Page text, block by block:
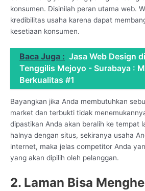
konsumen. Disinilah peran utama web.
kredibilitas usaha karena dapat
kesetiaan konsumen.
Baca Juga : Jasa Web Design di
Tenggilis Mejoyo - Surabaya :
Berkualitas #1
Bayangkan jika Anda membutuhkan
market dan terbukti tidak
dipastikan Anda akan beralih ke tempat
halnya dengan situs, sekiranya usaha
internet, maka jelas competitor Anda
yang akan dipilih oleh pelanggan.
2. Laman Bisa